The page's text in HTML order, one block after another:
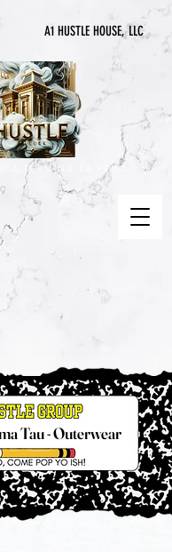
A1 HUSTLE HOUSE, LLC
TERMINA LA PRISA"
Tau - Outerwear